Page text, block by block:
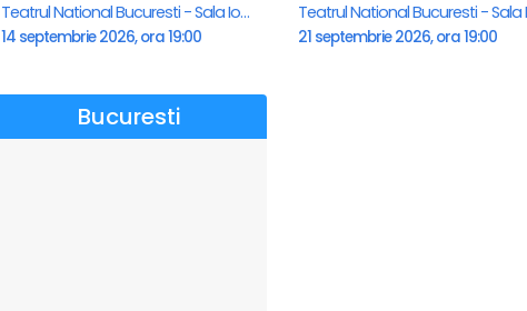
Teatrul National Bucuresti - Sala Ion Caramitru, Bucuresti
14 septembrie 2026, ora 19:00 21 septembrie 2026, ora 19:00
Bucuresti